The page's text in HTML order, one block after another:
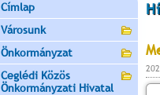
Címlap
Városunk
Önkormányzat
Ceglédi Közös
Önkormányzati Hivatal